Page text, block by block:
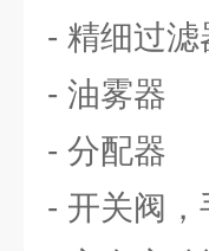
- 精细过
- 油雾器
- 分配器
- 开关阀